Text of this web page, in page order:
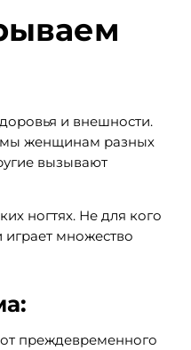
и внешности.
женщинам разных
вызывают
ногтях. Не для кого
играет множество
преждевременного